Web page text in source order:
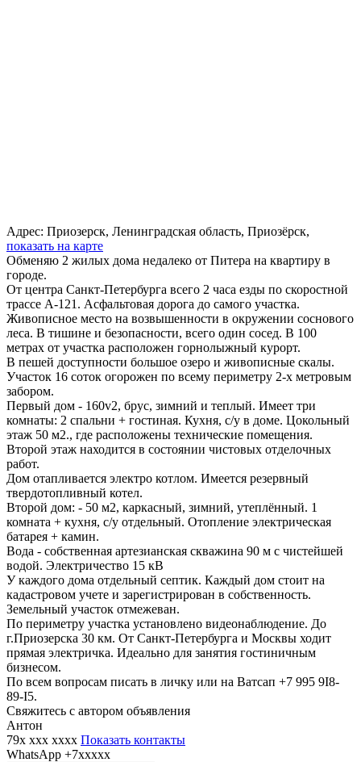
Адрес: Приозерск, Ленинградская область, Приозёрск,
показать на карте
Обменяю 2 жилых дома недалеко от Питера на квартиру в
городе.
От центра Санкт-Петербурга всего 2 часа езды по скоростной
трассе А-121. Асфальтовая дорога до самого участка.
Живописное место на возвышенности в окружении соснового
леса. В тишине и безопасности, всего один сосед. В 100
метрах от участка расположен горнолыжный курорт.
В пешей доступности большое озеро и живописные скалы.
Участок 16 соток огорожен по всему периметру 2-х метровым
забором.
Первый дом - 160v2, брус, зимний и теплый. Имеет три
комнаты: 2 спальни + гостиная. Кухня, с/у в доме. Цокольный
этаж 50 м2., где расположены технические помещения.
Второй этаж находится в состоянии чистовых отделочных
работ.
Дом отапливается электро котлом. Имеется резервный
твердотопливный котел.
Второй дом: - 50 м2, каркасный, зимний, утеплённый. 1
комната + кухня, с/у отдельный. Отопление электрическая
батарея + камин.
Вода - собственная артезианская скважина 90 м с чистейшей
водой. Электричество 15 кВ
У каждого дома отдельный септик. Каждый дом стоит на
кадастровом учете и зарегистрирован в собственность.
Земельный участок отмежеван.
По периметру участка установлено видеонаблюдение. До
г.Приозерска 30 км. От Санкт-Петербурга и Москвы ходит
прямая электричка. Идеально для занятия гостиничным
бизнесом.
По всем вопросам писать в личку или на Ватсап +7 995 9I8-
89-I5.
Свяжитесь с автором объявления
Антон
79x xxx xxxx Показать контакты
WhatsApp +7xxxxx